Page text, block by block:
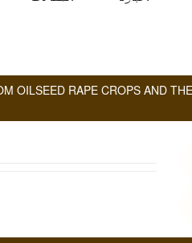
OILSEED RAPE CROPS AND